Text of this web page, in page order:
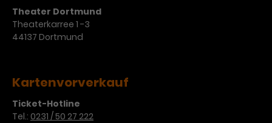
Theater Dortmund
Theaterkarree 1 -3
44137 Dortmund
Kartenvorverkauf
Ticket-Hotline
Tel.: 0231 / 50 27 222